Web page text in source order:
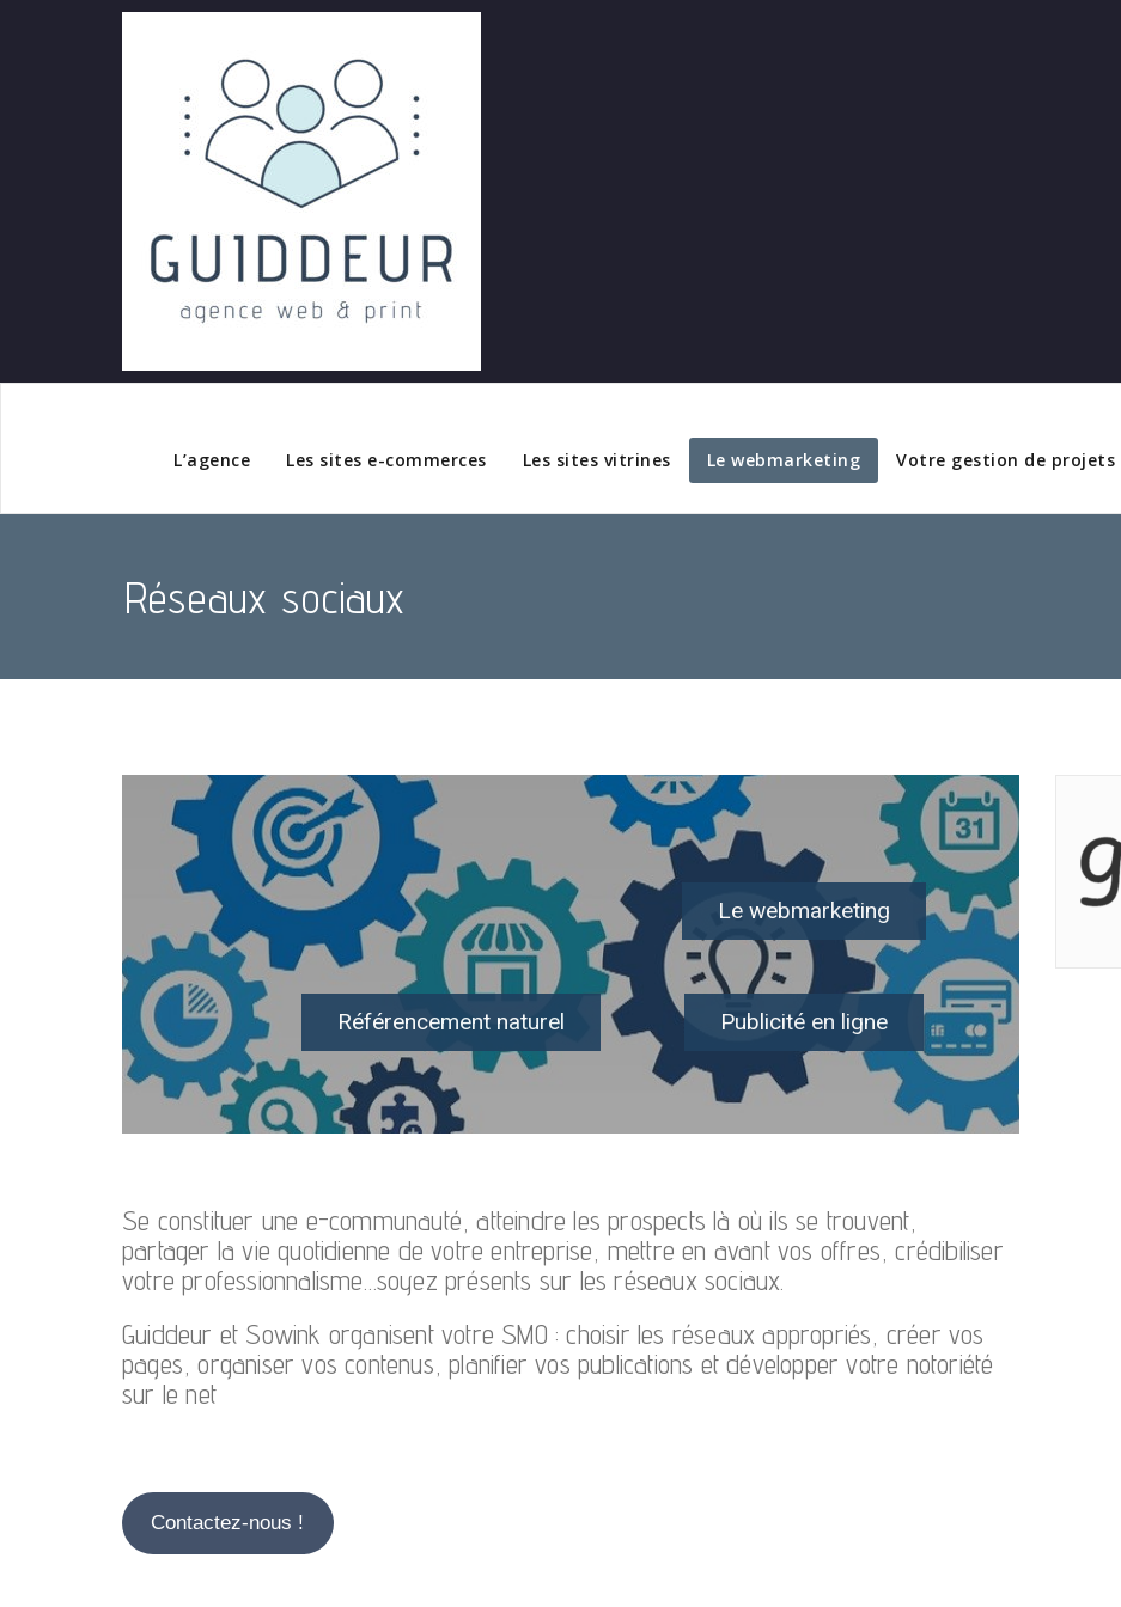
L’agence Les sites e-commerces Les sites vitrines Le webmarketing Votre gestion de projets
Réseaux sociaux
Le webmarketing
Référencement naturel Publicité en ligne
Se constituer une e-communauté, atteindre les prospects là où ils se trouvent,
partager la vie quotidienne de votre entreprise, mettre en avant vos offres, crédibiliser
votre professionnalisme…soyez présents sur les réseaux sociaux.
Guiddeur et Sowink organisent votre SMO : choisir les réseaux appropriés, créer vos
pages, organiser vos contenus, planifier vos publications et développer votre notoriété
sur le net
Contactez-nous !